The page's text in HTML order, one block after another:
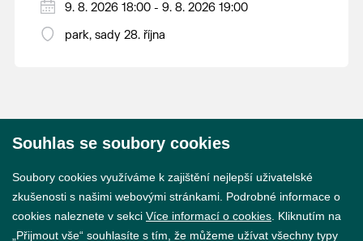
9. 8. 2026 18:00 - 9. 8. 2026 19:00
park, sady 28. října
Souhlas se soubory cookies
Soubory cookies využíváme k zajištění nejlepší uživatelské
zkušenosti s našimi webovými stránkami. Podrobné informace o
cookies naleznete v sekci Více informací o cookies . Kliknutím na
„Přijmout vše“ souhlasíte s tím, že můžeme užívat všechny typy